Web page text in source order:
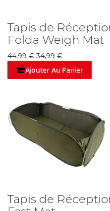
Tapis de
Folda Weigh Mat
44,99 € 34,99 €
Ajouter Au Panier
Tapis de